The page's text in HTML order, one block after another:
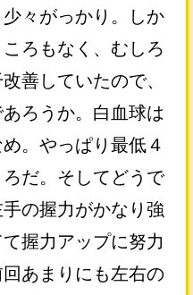
々がっかり。しか
ろもなく、むしろ
善していたので、
ろうか。白血球は
。やっぱり最低４
だ。そしてどうで
の握力がかなり強
握力アップに努力
あまりにも左右の